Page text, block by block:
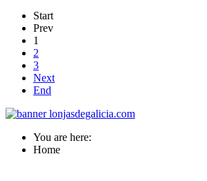
Start
Prev
1
2
3
Next
End
You are here:
Home